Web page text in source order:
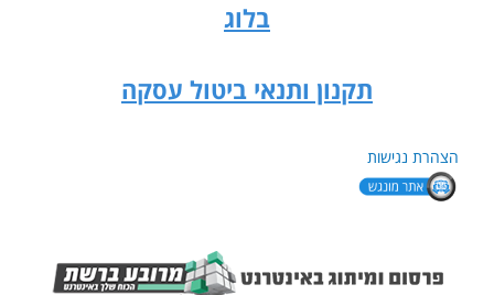
בלוג
תקנון ותנאי ביטול עסקה
הצהרת נגישות